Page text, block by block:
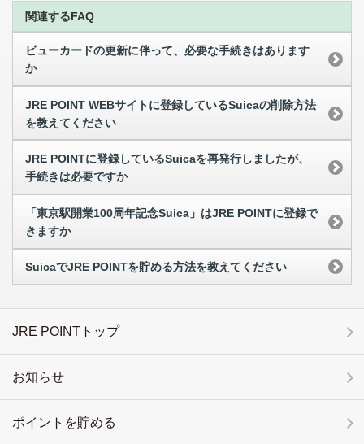
関連するFAQ
ビューカードの更新に伴って、必要な手続きはあります
か
JRE POINT WEBサイトに登録しているSuicaの削除方法
を教えてください
JRE POINTに登録しているSuicaを再発行しましたが、
手続きは必要ですか
「東京駅開業100周年記念Suica」はJRE POINTに登録で
きますか
SuicaでJRE POINTを貯める方法を教えてください
JRE POINTトップ
お知らせ
ポイントを貯める